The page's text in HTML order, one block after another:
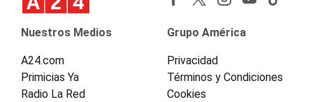
Nuestros Medios
A24.com
Primicias Ya
Radio La Red
Grupo América
Privacidad
Términos y Condiciones
Cookies